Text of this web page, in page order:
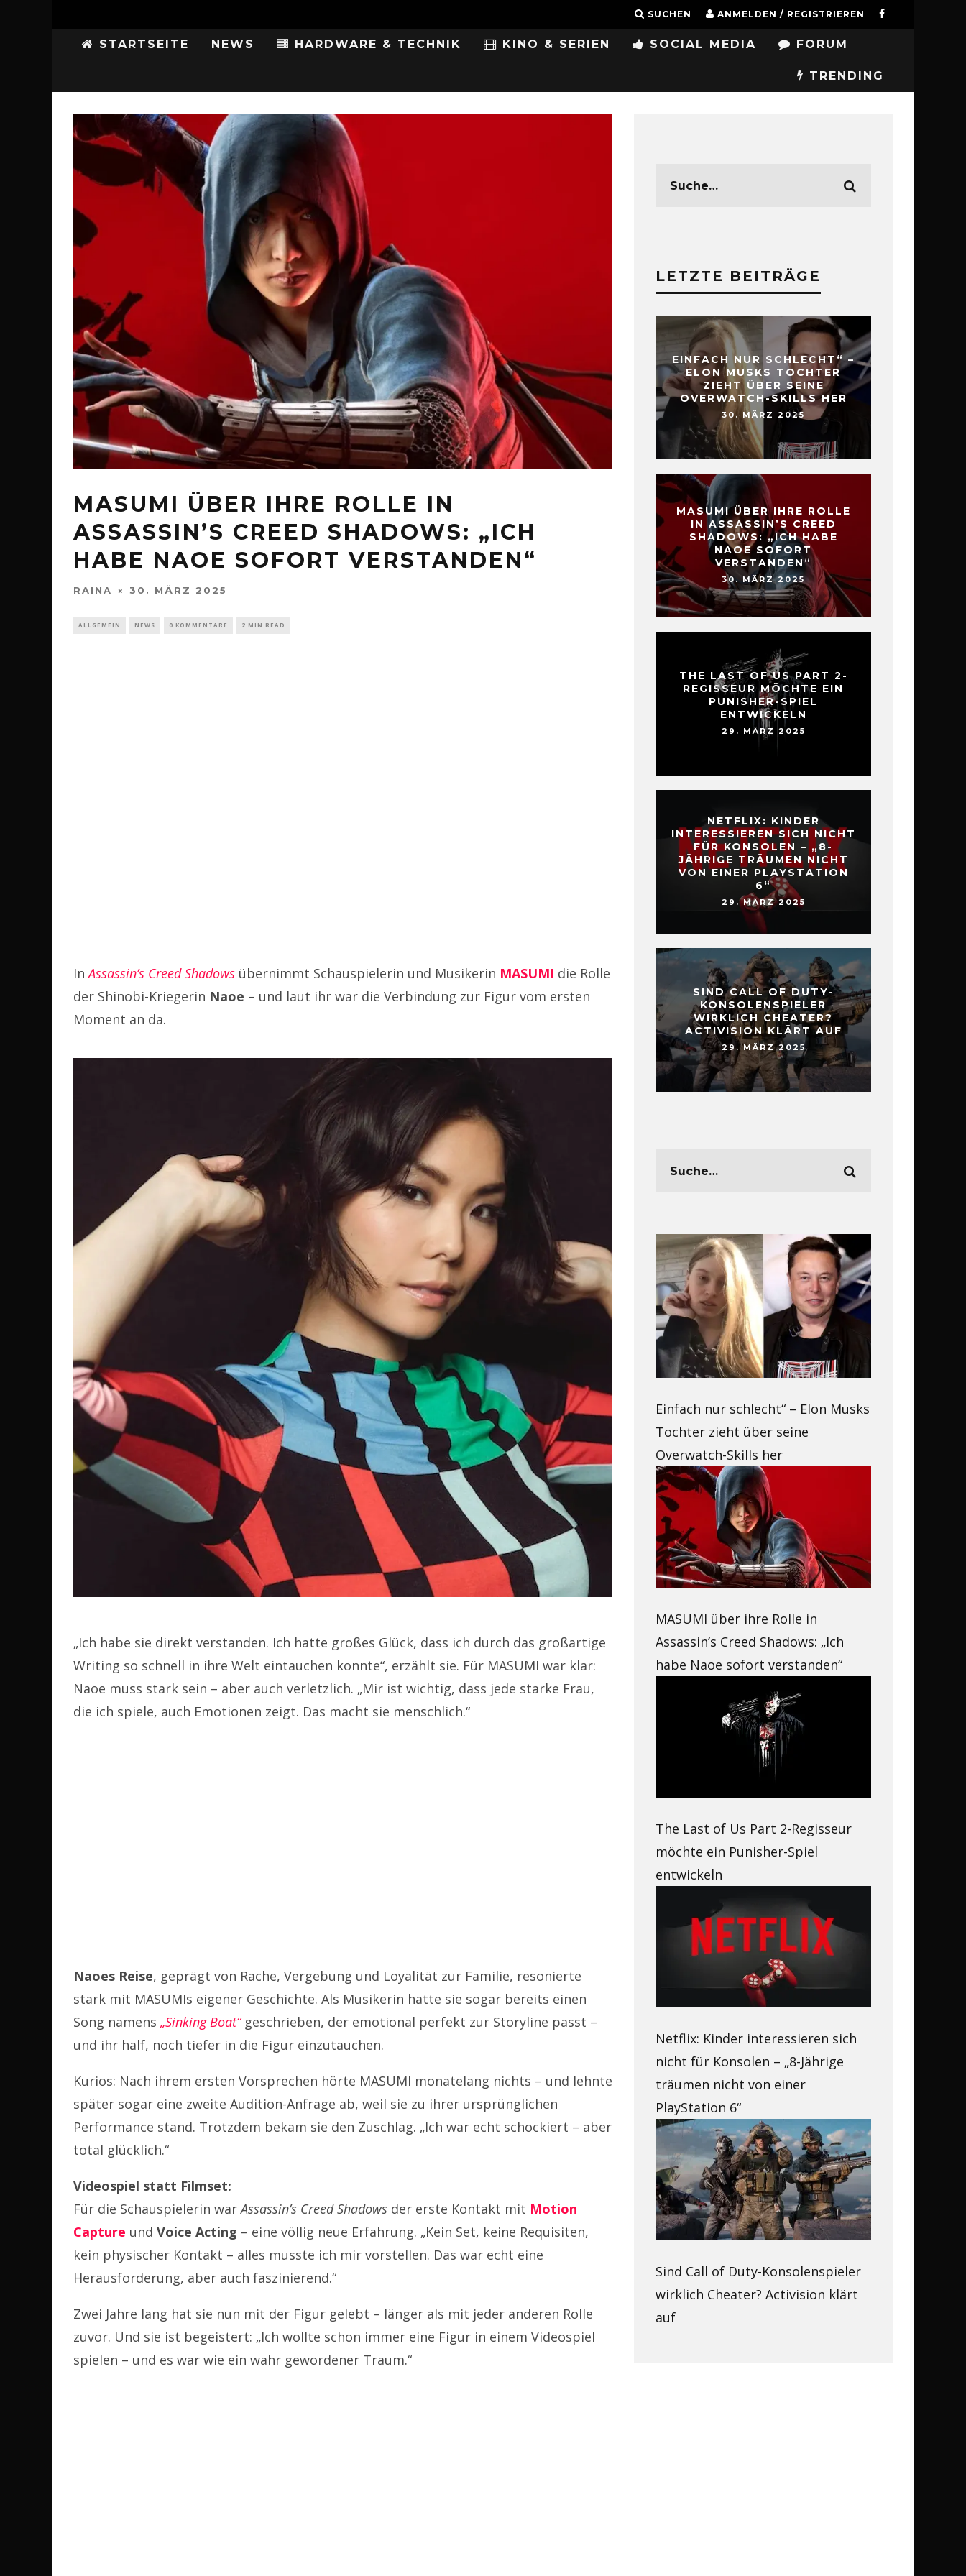
SUCHEN ANMELDEN / REGISTRIEREN
STARTSEITE NEWS HARDWARE & TECHNIK KINO & SERIEN SOCIAL MEDIA FORUM
TRENDING
MASUMI ÜBER IHRE ROLLE IN
ASSASSIN’S CREED SHADOWS: „ICH
HABE NAOE SOFORT VERSTANDEN“
RAINA 30. MÄRZ 2025
ALLGEMEIN NEWS 0 KOMMENTARE 2 MIN READ
InAssassin’s Creed Shadows übernimmt Schauspielerin und Musikerin MASUMI die Rolle
der Shinobi-Kriegerin Naoe – und laut ihr war die Verbindung zur Figur vom ersten
Moment an da.
„Ich habe sie direkt verstanden. Ich hatte großes Glück, dass ich durch das großartige
Writing so schnell in ihre Welt eintauchen konnte“, erzählt sie. Für MASUMI war klar:
Naoe muss stark sein – aber auch verletzlich. „Mir ist wichtig, dass jede starke Frau,
die ich spiele, auch Emotionen zeigt. Das macht sie menschlich.“
Naoes Reise, geprägt von Rache, Vergebung und Loyalität zur Familie, resonierte
stark mit MASUMIs eigener Geschichte. Als Musikerin hatte sie sogar bereits einen
Song namens „Sinking Boat“geschrieben, der emotional perfekt zur Storyline passt –
und ihr half, noch tiefer in die Figur einzutauchen.
Kurios: Nach ihrem ersten Vorsprechen hörte MASUMI monatelang nichts – und lehnte
später sogar eine zweite Audition-Anfrage ab, weil sie zu ihrer ursprünglichen
Performance stand. Trotzdem bekam sie den Zuschlag. „Ich war echt schockiert – aber
total glücklich.“
Videospiel statt Filmset:
Für die Schauspielerin warAssassin’s Creed Shadows der erste Kontakt mit Motion
Capture und Voice Acting – eine völlig neue Erfahrung. „Kein Set, keine Requisiten,
kein physischer Kontakt – alles musste ich mir vorstellen. Das war echt eine
Herausforderung, aber auch faszinierend.“
Zwei Jahre lang hat sie nun mit der Figur gelebt – länger als mit jeder anderen Rolle
zuvor. Und sie ist begeistert: „Ich wollte schon immer eine Figur in einem Videospiel
spielen – und es war wie ein wahr gewordener Traum.“
LETZTE BEITRÄGE
EINFACH NUR SCHLECHT“ –
ELON MUSKS TOCHTER
ZIEHT ÜBER SEINE
OVERWATCH-SKILLS HER
30. MÄRZ 2025
MASUMI ÜBER IHRE ROLLE
IN ASSASSIN’S CREED
SHADOWS: „ICH HABE
NAOE SOFORT
VERSTANDEN“
30. MÄRZ 2025
THE LAST OF US PART 2-
REGISSEUR MÖCHTE EIN
PUNISHER-SPIEL
ENTWICKELN
29. MÄRZ 2025
NETFLIX: KINDER
INTERESSIEREN SICH NICHT
FÜR KONSOLEN – „8-
JÄHRIGE TRÄUMEN NICHT
VON EINER PLAYSTATION
6“
29. MÄRZ 2025
SIND CALL OF DUTY-
KONSOLENSPIELER
WIRKLICH CHEATER?
ACTIVISION KLÄRT AUF
29. MÄRZ 2025
Einfach nur schlecht“ – Elon Musks
Tochter zieht über seine
Overwatch-Skills her
MASUMI über ihre Rolle in
Assassin’s Creed Shadows: „Ich
habe Naoe sofort verstanden“
The Last of Us Part 2-Regisseur
möchte ein Punisher-Spiel
entwickeln
Netflix: Kinder interessieren sich
nicht für Konsolen – „8-Jährige
träumen nicht von einer
PlayStation 6“
Sind Call of Duty-Konsolenspieler
wirklich Cheater? Activision klärt
auf